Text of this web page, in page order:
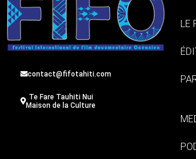
contact@fifotahiti.com
Te Fare Tauhiti Nui
Maison de la Culture
LE